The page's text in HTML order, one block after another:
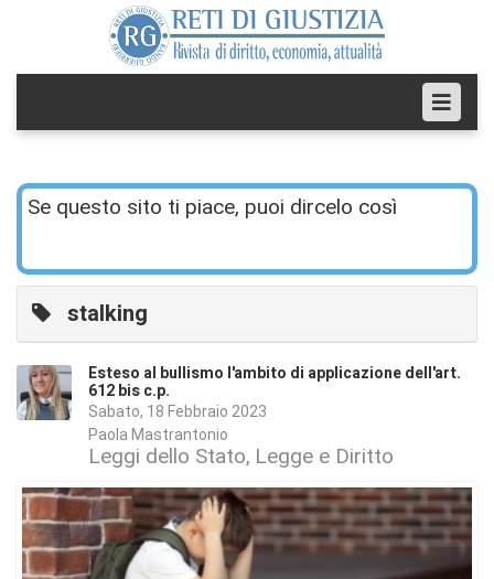
Se questo sito ti piace, puoi dircelo così
stalking
Esteso al bullismo l'ambito di applicazione dell'art.
612 bis c.p.
Sabato, 18 Febbraio 2023
Paola Mastrantonio
Leggi dello Stato Legge e Diritto